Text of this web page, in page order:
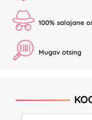
100% salajane
Mugav otsing